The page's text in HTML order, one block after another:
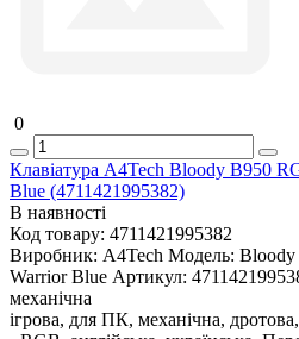
0
Клавіатура A4Tech Bloody B950
Blue (4711421995382)
В наявності
Код товару: 4711421995382
Виробник: A4Tech Модель:
Warrior Blue Артикул:
механічна
ігрова, для ПК, механічна,